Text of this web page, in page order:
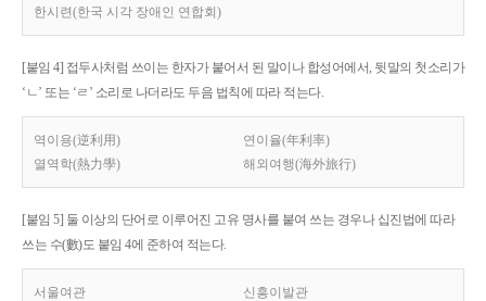
한시련(한국 시각 장애인 연합회)
[붙임 4] 접두사처럼 쓰이는 한자가 붙어서 된 말이나 합성어에서, 뒷말의 첫소리가
‘ㄴ’ 또는 ‘ㄹ’ 소리로 나더라도 두음 법칙에 따라 적는다.
역이용(逆利用)
연이율(年利率)
열역학(熱力學)
해외여행(海外旅行)
[붙임 5] 둘 이상의 단어로 이루어진 고유 명사를 붙여 쓰는 경우나 십진법에 따라
쓰는 수(數)도 붙임 4에 준하여 적는다.
서울여관 신흥이발관